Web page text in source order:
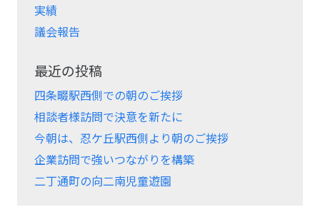
実績
議会報告
最近の投稿
四条畷駅西側での朝のご挨拶
相談者様訪問で決意を新たに
今朝は、忍ケ丘駅西側より朝のご挨拶
企業訪問で強いつながりを構築
二丁通町の向二南児童遊園